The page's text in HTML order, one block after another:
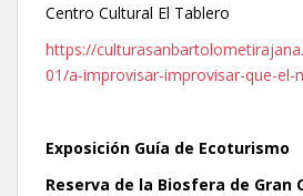
Centro Cultural El Tablero
https://
01/a-improvisar-improvisar-que-el-
Exposición Guía de Ecoturismo
Reserva de la Biosfera de Gran